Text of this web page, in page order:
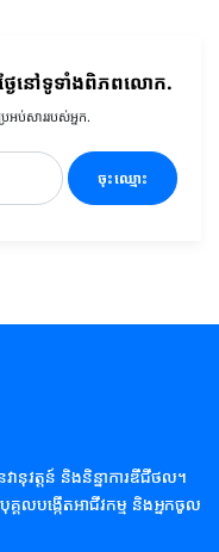
ងៃនៅទូទាំងពិភពលោក.
អប់សាររបស់អ្នក.
ចុះឈ្មោះ
ានុវត្តន៍ និងនិន្នាការឌីជីថល។
លបង្កើតអាជីវកម្ម និងអ្នកចូល